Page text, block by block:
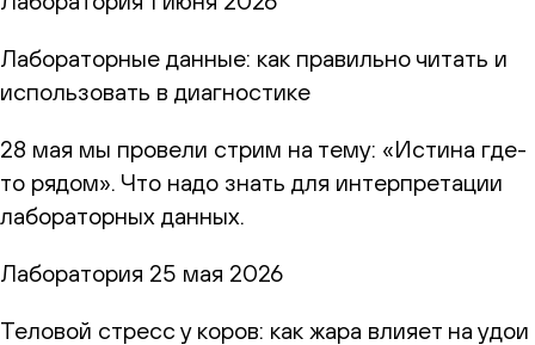
Лабораторные данные: как правильно читать и
использовать в диагностике
28 мая мы провели стрим на тему: «Истина где-
то рядом». Что надо знать для интерпретации
лабораторных данных.
Лаборатория 25 мая 2026
Теловой стресс у коров: как жара влияет на удои